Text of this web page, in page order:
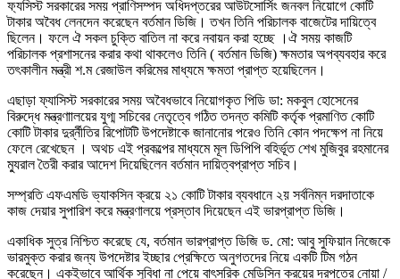
ফ‍্যসিস্ট সরকারের সময় প্রাণিসম্পদ অধিদপ্তরের আউটসোর্সিং জনবল নিয়োগে কোটি
টাকার অবৈধ লেনদেন করেছেন বর্তমান ডিজি। তখন তিনি পরিচালক বাজেটের দায়িত্বে
ছিলেন। ফলে ঐ সকল চুক্তি বাতিল না করে নবায়ন করা হচ্ছে ।ঐ সময় কাজটি
পরিচালক প্রশাসনের করার কথা থাকলেও তিনি ( বর্তমান ডিজি) ক্ষমতার অপব্যবহার করে
তৎকালীন মন্ত্রী শ.ম রেজাউল করিমের মাধ্যমে ক্ষমতা প্রাপ্ত হয়েছিলেন।
এছাড়া ফ্যাসিস্ট সরকারের সময় অবৈধভাবে নিয়োগকৃত পিডি ডা: মকবুল হোসেনের
বিরুদ্ধে মন্ত্রণাালয়ের যুগ্ম সচিবের নেতৃত্বে গঠিত তদন্ত কমিটি কর্তৃক প্রমাণিত কোটি
কোটি টাকার দুর্র্নীতির রিপোটটি উপদেষ্টাকে জানানোর পরেও তিনি কোন পদক্ষেপ না নিয়ে
ফেলে রেখেছেন । অথচ এই প্রকল্পের মাধ্যমে মূল ডিপিপি বহির্ভূত শেখ মুজিবুর রহমানের
ম্যুরাল তৈরী করার আদেশ দিয়েছিলেন বর্তমান দায়িত্বপ্রাপ্ত সচিব।
সম্প্রতি এফএমডি ভ্যাকসিন ক্রয়ে ২১ কোটি টাকার ব্যবধানে ২য় সর্বনিম্ন দরদাতাকে
কাজ দেয়ার সুপারিশ করে মন্ত্রণালয়ে প্রস্তাব দিয়েছেন এই ভারপ্রাপ্ত ডিজি।
একাধিক সুত্র নিশ্চিত করেছে যে, বর্তমান ভারপ্রাপ্ত ডিজি ড. মো: আবু সুফিয়ান নিজেকে
ভারমুক্ত করার জন্য উপদেষ্টার ইচ্ছার প্রেক্ষিতে অনুগতদের নিয়ে একটি টিম গঠন
করেছেন। একইভাবে আর্থিক সুবিধা না পেয়ে বাৎসরিক মেডিসিন ক্রয়ের দরপত্রে নোয়া /